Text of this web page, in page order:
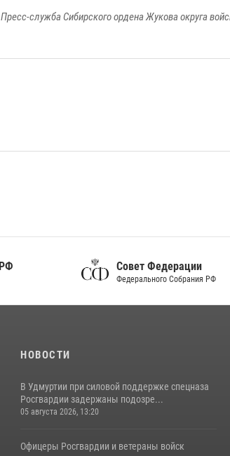
Пресс-служба Сибирского ордена Жукова округа
Совет Федерации
Федерального Собрания РФ
НОВОСТИ
В Удмуртии при силовой поддержке спецназа
Росгвардии задержаны подозре...
05 августа 2026, 13:20
Офицеры Росгвардии и ветераны войск